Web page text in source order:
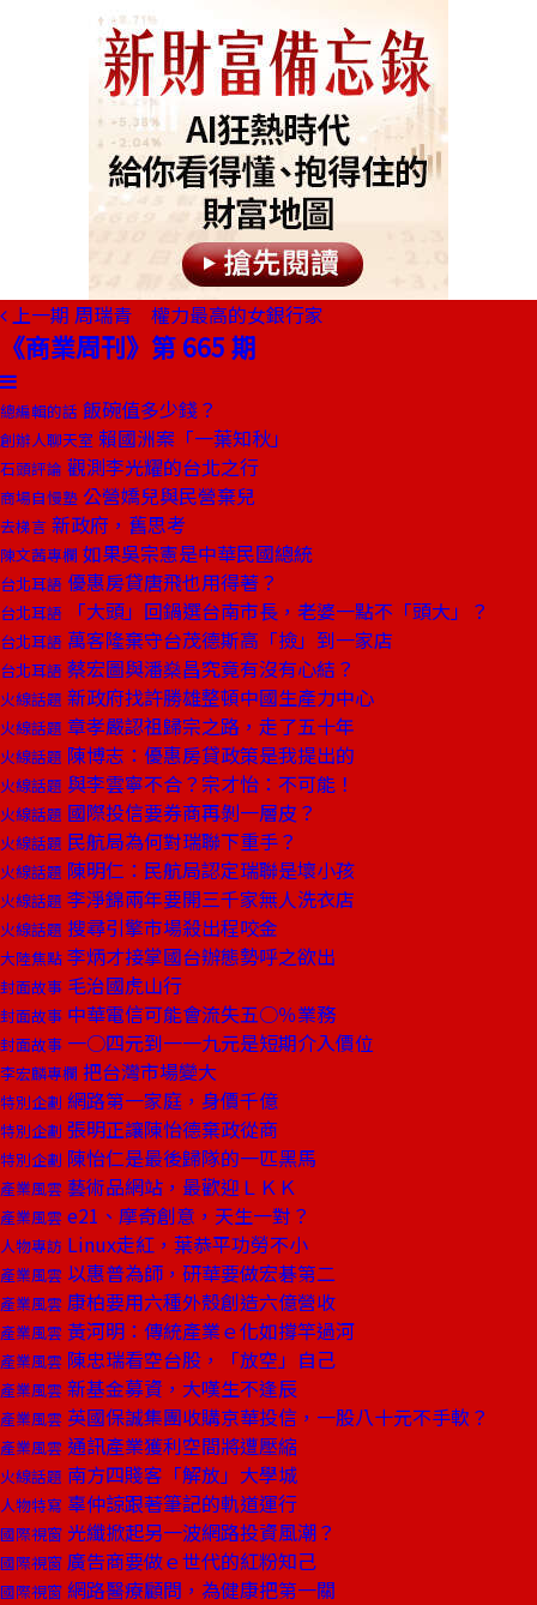
上一期 周瑞青 權力最高的女銀行家
《商業周刊》第 665 期
總編輯的話 飯碗值多少錢？
創辦人聊天室 賴國洲案「一葉知秋」
石頭評論 觀測李光耀的台北之行
商場自慢塾 公營嬌兒與民營棄兒
去梯言 新政府，舊思考
陳文茜專欄 如果吳宗憲是中華民國總統
台北耳語 優惠房貸唐飛也用得著？
台北耳語 「大頭」回鍋選台南市長，老婆一點不「頭大」？
台北耳語 萬客隆棄守台茂德斯高「撿」到一家店
台北耳語 蔡宏圖與潘燊昌究竟有沒有心結？
火線話題 新政府找許勝雄整頓中國生產力中心
火線話題 章孝嚴認祖歸宗之路，走了五十年
火線話題 陳博志：優惠房貸政策是我提出的
火線話題 與李雲寧不合？宗才怡：不可能！
火線話題 國際投信要券商再剝一層皮？
火線話題 民航局為何對瑞聯下重手？
火線話題 陳明仁：民航局認定瑞聯是壞小孩
火線話題 李淨錦兩年要開三千家無人洗衣店
火線話題 搜尋引擎市場殺出程咬金
大陸焦點 李炳才接掌國台辦態勢呼之欲出
封面故事 毛治國虎山行
封面故事 中華電信可能會流失五○％業務
封面故事 一○四元到一一九元是短期介入價位
李宏麟專欄 把台灣市場變大
特別企劃 網路第一家庭，身價千億
特別企劃 張明正讓陳怡德棄政從商
特別企劃 陳怡仁是最後歸隊的一匹黑馬
產業風雲 藝術品網站，最歡迎ＬＫＫ
產業風雲 e21、摩奇創意，天生一對？
人物專訪 Linux走紅，葉恭平功勞不小
產業風雲 以惠普為師，研華要做宏碁第二
產業風雲 康柏要用六種外殼創造六億營收
產業風雲 黃河明：傳統產業ｅ化如撐竿過河
產業風雲 陳忠瑞看空台股，「放空」自己
產業風雲 新基金募資，大嘆生不逢辰
產業風雲 英國保誠集團收購京華投信，一股八十元不手軟？
產業風雲 通訊產業獲利空間將遭壓縮
火線話題 南方四賤客「解放」大學城
人物特寫 辜仲諒跟著筆記的軌道運行
國際視窗 光纖掀起另一波網路投資風潮？
國際視窗 廣告商要做ｅ世代的紅粉知己
國際視窗 網路醫療顧問，為健康把第一關